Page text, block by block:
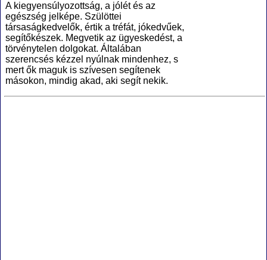
A kiegyensúlyozottság, a jólét és az
egészség jelképe. Szülöttei
társaságkedvelők, értik a tréfát, jókedvűek,
segítőkészek. Megvetik az ügyeskedést, a
törvénytelen dolgokat. Általában
szerencsés kézzel nyúlnak mindenhez, s
mert ők maguk is szívesen segítenek
másokon, mindig akad, aki segít nekik.